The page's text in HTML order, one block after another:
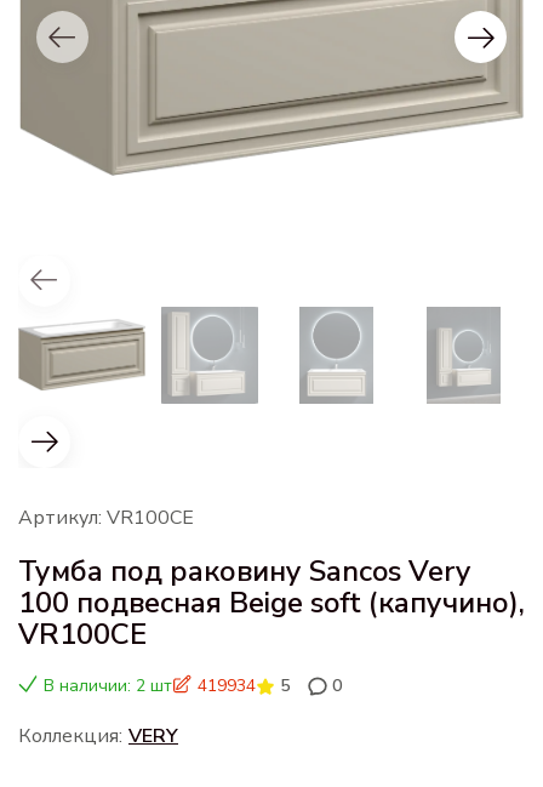
Артикул: VR100CE
Тумба под раковину Sancos Very
100 подвесная Beige soft (капучино),
VR100CE
В наличии: 2 шт 419934 5 0
Коллекция: VERY